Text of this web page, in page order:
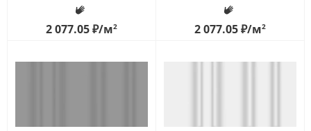
2 077.05₽/м2 2 077.05₽/м2